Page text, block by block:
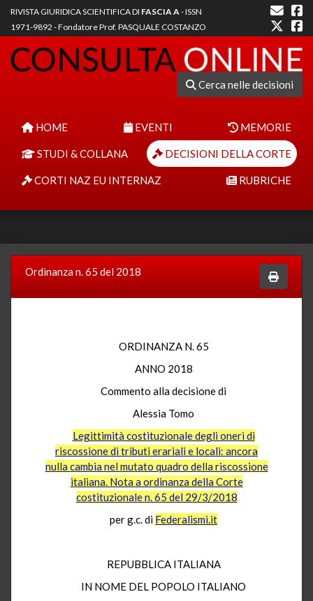
RIVISTA GIURIDICA SCIENTIFICA DI FASCIA A- ISSN
1971-9892 - Fondatore Prof. PASQUALE COSTANZO
Cerca nelle decisioni
HOME EVENTI MEMORIE
STUDI & COLLANA DECISIONI DELLA CORTE
CORTI NAZ EU INTERNAZ RUBRICHE
Ordinanza n. 65 del 2018
ORDINANZA N. 65
ANNO 2018
Commento alla decisione di
Alessia Tomo
Legittimità costituzionale degli oneri di
riscossione di tributi erariali e locali: ancora
nulla cambia nel mutato quadro della riscossione
italiana. Nota a ordinanza della Corte
costituzionale n. 65 del 29/3/2018
per g.c. di Federalismi.it
REPUBBLICA ITALIANA
IN NOME DEL POPOLO ITALIANO